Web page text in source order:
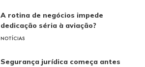
A rotina de negócios impede
dedicação séria à aviação?
NOTÍCIAS
Segurança jurídica começa antes